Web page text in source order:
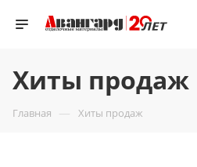
Хиты продаж
Главная — Хиты продаж